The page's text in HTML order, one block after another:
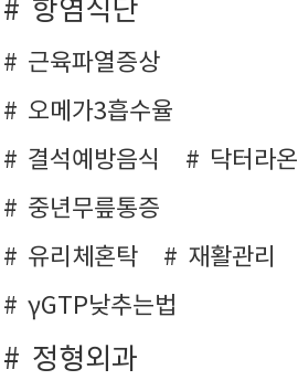
항염식단
근육파열증상
오메가3흡수율
결석예방음식
닥터라온
중년무릎통증
유리체혼탁
재활관리
γGTP낮추는법
정형외과